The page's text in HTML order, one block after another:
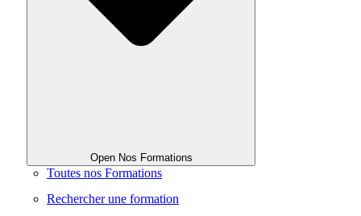
Open Nos Formations
Toutes nos Formations
Rechercher une formation